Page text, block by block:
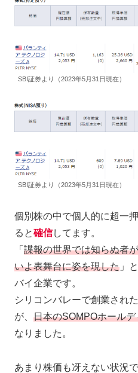
SBI証券より（2023年5月31日現在）
SBI証券より（2023年5月31日現在）
個別株の中で個人的に超一押
ると確信してます。
「 諜報の世界では知らぬ者
いよ表舞台に姿を現した 」
バイ企業です。
シリコンバレーで創業され
が、 日本のSOMPOホール
なりました。
あまり株価も冴えない状況